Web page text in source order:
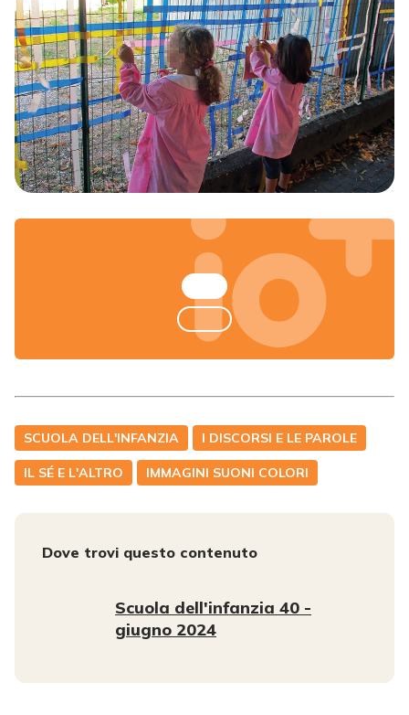
SCUOLA DELL'INFANZIA I DISCORSI E LE PAROLE
IL SÉ E L'ALTRO IMMAGINI SUONI COLORI
Dove trovi questo contenuto
Scuola dell'infanzia 40 -
giugno 2024